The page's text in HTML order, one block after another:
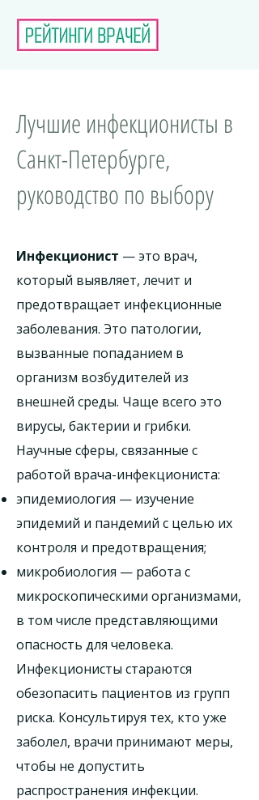
Лучшие инфекционисты в
Санкт-Петербурге,
руководство по выбору
Инфекционист — это врач,
который выявляет, лечит и
предотвращает инфекционные
заболевания. Это патологии,
вызванные попаданием в
организм возбудителей из
внешней среды. Чаще всего это
вирусы, бактерии и грибки.
Научные сферы, связанные с
работой врача-инфекциониста:
эпидемиология — изучение
эпидемий и пандемий с целью их
контроля и предотвращения;
микробиология — работа с
микроскопическими организмами,
в том числе представляющими
опасность для человека.
Инфекционисты стараются
обезопасить пациентов из групп
риска. Консультируя тех, кто уже
заболел, врачи принимают меры,
чтобы не допустить
распространения инфекции.